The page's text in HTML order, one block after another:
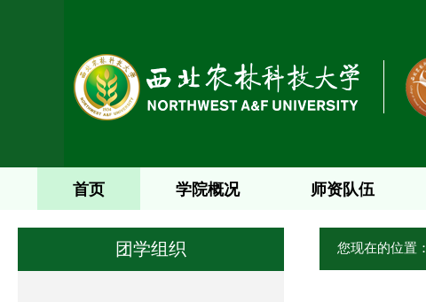
首页 学院概况 师资队伍
团学组织 您现在的位置：